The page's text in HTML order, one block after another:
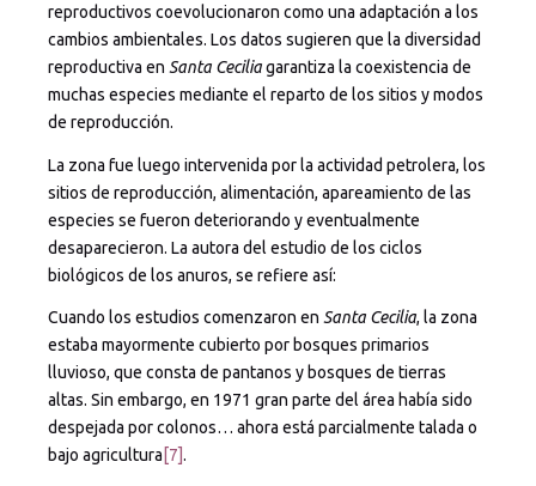
reproductivos coevolucionaron como una adaptación a los
cambios ambientales. Los datos sugieren que la diversidad
reproductiva en Santa Ceciliagarantiza la coexistencia de
muchas especies mediante el reparto de los sitios y modos
de reproducción.
La zona fue luego intervenida por la actividad petrolera, los
sitios de reproducción, alimentación, apareamiento de las
especies se fueron deteriorando y eventualmente
desaparecieron. La autora del estudio de los ciclos
biológicos de los anuros, se refiere así:
Cuando los estudios comenzaron en Santa Cecilia, la zona
estaba mayormente cubierto por bosques primarios
lluvioso, que consta de pantanos y bosques de tierras
altas. Sin embargo, en 1971 gran parte del área había sido
despejada por colonos… ahora está parcialmente talada o
bajo agricultura [7].